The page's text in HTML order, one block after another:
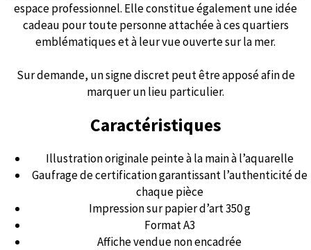
espace professionnel. Elle constitue également une idée
cadeau pour toute personne attachée à ces quartiers
emblématiques et à leur vue ouverte sur la mer.
Sur demande, un signe discret peut être apposé afin de
marquer un lieu particulier.
Caractéristiques
Illustration originale peinte à la main à l’aquarelle
Gaufrage de certification garantissant l’authenticité de
chaque pièce
Impression sur papier d’art 350 g
Format A3
Affiche vendue non encadrée